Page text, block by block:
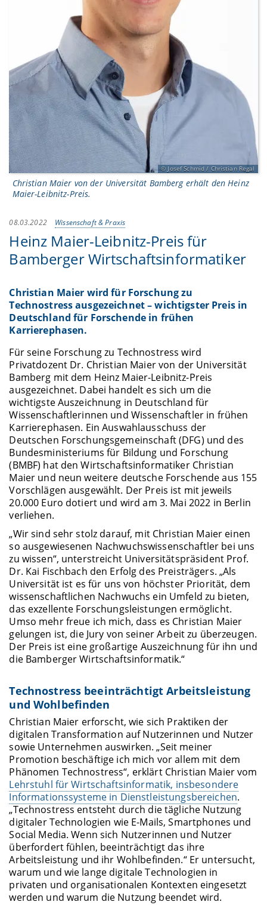
Josef Schmid / Christian Regal
Christian Maier von der Universität Bamberg erhält den Heinz
Maier-Leibnitz-Preis.
08.03.2022 Wissenschaft & Praxis
Heinz Maier-Leibnitz-Preis für
Bamberger Wirtschaftsinformatiker
Christian Maier wird für Forschung zu
Technostress ausgezeichnet – wichtigster Preis in
Deutschland für Forschende in frühen
Karrierephasen.
Für seine Forschung zu Technostress wird
Privatdozent Dr. Christian Maier von der Universität
Bamberg mit dem Heinz Maier-Leibnitz-Preis
ausgezeichnet. Dabei handelt es sich um die
wichtigste Auszeichnung in Deutschland für
Wissenschaftlerinnen und Wissenschaftler in frühen
Karrierephasen. Ein Auswahlausschuss der
Deutschen Forschungsgemeinschaft (DFG) und des
Bundesministeriums für Bildung und Forschung
(BMBF) hat den Wirtschaftsinformatiker Christian
Maier und neun weitere deutsche Forschende aus 155
Vorschlägen ausgewählt. Der Preis ist mit jeweils
20.000 Euro dotiert und wird am 3. Mai 2022 in Berlin
verliehen.
„Wir sind sehr stolz darauf, mit Christian Maier einen
so ausgewiesenen Nachwuchswissenschaftler bei uns
zu wissen“, unterstreicht Universitätspräsident Prof.
Dr. Kai Fischbach den Erfolg des Preisträgers. „Als
Universität ist es für uns von höchster Priorität, dem
wissenschaftlichen Nachwuchs ein Umfeld zu bieten,
das exzellente Forschungsleistungen ermöglicht.
Umso mehr freue ich mich, dass es Christian Maier
gelungen ist, die Jury von seiner Arbeit zu überzeugen.
Der Preis ist eine großartige Auszeichnung für ihn und
die Bamberger Wirtschaftsinformatik.“
Technostress beeinträchtigt Arbeitsleistung
und Wohlbefinden
Christian Maier erforscht, wie sich Praktiken der
digitalen Transformation auf Nutzerinnen und Nutzer
sowie Unternehmen auswirken. „Seit meiner
Promotion beschäftige ich mich vor allem mit dem
Phänomen Technostress“, erklärt Christian Maier vom
Lehrstuhl für Wirtschaftsinformatik, insbesondere
Informationssysteme in Dienstleistungsbereichen.
„Technostress entsteht durch die tägliche Nutzung
digitaler Technologien wie E-Mails, Smartphones und
Social Media. Wenn sich Nutzerinnen und Nutzer
überfordert fühlen, beeinträchtigt das ihre
Arbeitsleistung und ihr Wohlbefinden.“ Er untersucht,
warum und wie lange digitale Technologien in
privaten und organisationalen Kontexten eingesetzt
werden und warum die Nutzung beendet wird.